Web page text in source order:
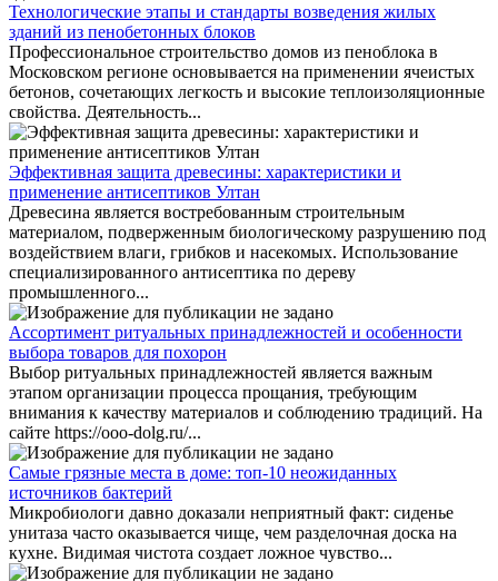
Технологические этапы и стандарты возведения жилых
зданий из пенобетонных блоков
Профессиональное строительство домов из пеноблока в
Московском регионе основывается на применении ячеистых
бетонов, сочетающих легкость и высокие теплоизоляционные
свойства. Деятельность...
Эффективная защита древесины: характеристики и
применение антисептиков Ултан
Древесина является востребованным строительным
материалом, подверженным биологическому разрушению под
воздействием влаги, грибков и насекомых. Использование
специализированного антисептика по дереву
промышленного...
Ассортимент ритуальных принадлежностей и особенности
выбора товаров для похорон
Выбор ритуальных принадлежностей является важным
этапом организации процесса прощания, требующим
внимания к качеству материалов и соблюдению традиций. На
сайте https://ooo-dolg.ru/...
Самые грязные места в доме: топ-10 неожиданных
источников бактерий
Микробиологи давно доказали неприятный факт: сиденье
унитаза часто оказывается чище, чем разделочная доска на
кухне. Видимая чистота создает ложное чувство...